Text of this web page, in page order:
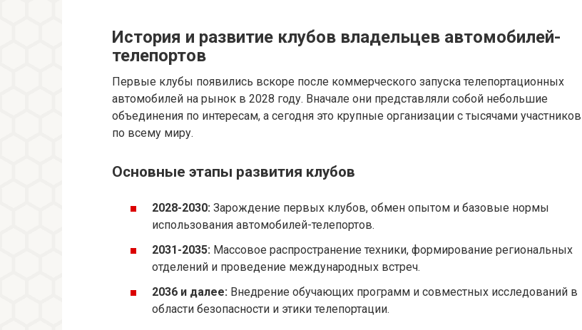
История и развитие клубов владельцев автомобилей-
телепортов
Первые клубы появились вскоре после коммерческого запуска телепортационных
автомобилей на рынок в 2028 году. Вначале они представляли собой небольшие
объединения по интересам, а сегодня это крупные организации с тысячами участников
по всему миру.
Основные этапы развития клубов
2028-2030: Зарождение первых клубов, обмен опытом и базовые нормы
использования автомобилей-телепортов.
2031-2035: Массовое распространение техники, формирование региональных
отделений и проведение международных встреч.
2036 и далее: Внедрение обучающих программ и совместных исследований в
области безопасности и этики телепортации.